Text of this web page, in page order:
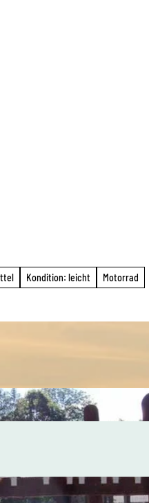
Kondition: leicht Motorrad